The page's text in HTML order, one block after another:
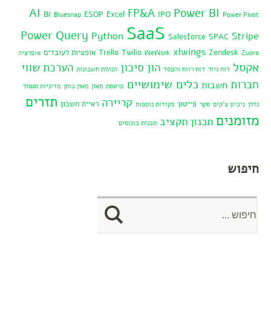
AI BI Bluesnap ESOP Excel FP&A IPO Power BI Power Pivot
Power Query Python SaaS Salesforce SPAC Stripe
Trello Twilio WeWork xlwings Zendesk Zuora אופציות לעובדים אופרציה
אקסל דוח גיול דוח רווח והפסד הון סיכון הנהלת חשבונות הערכת שווי
חברות חשבות כלים שימושיים כרטסת מאזן מאזן בוחן מדיניות תגמול
נדלן ניכיון צ'קים סקר פייטון פקודות נוספות קריירה ראיית חשבון תזרים
מזומנים תכנון תקציב תכנית בונוסים
חיפוש